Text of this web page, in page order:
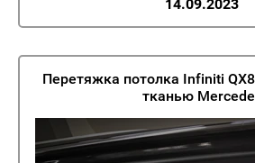
14.09.2023
Перетяжка потолка Infiniti
тканью